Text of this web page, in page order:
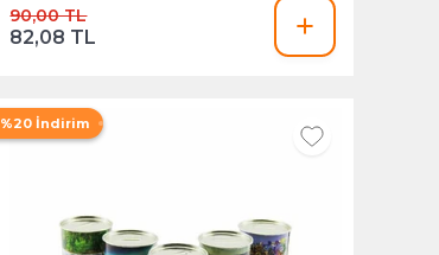
90,00 TL
82,08 TL
%20 İndirim